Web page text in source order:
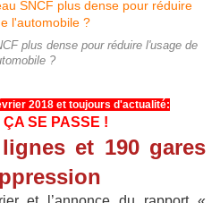
plus dense pour réduire l'usage de
?
2018 et toujours d'actualité:
ÇA SE PASSE !
et 190 gares